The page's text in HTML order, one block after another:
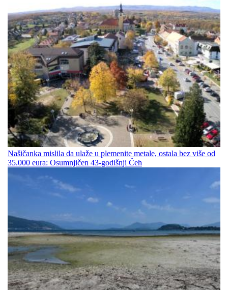
Našičanka mislila da ulaže u plemenite metale, ostala bez više od
35.000 eura: Osumnjičen 43-godišnji Čeh